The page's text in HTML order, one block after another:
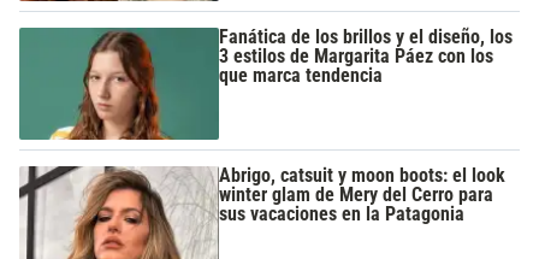
Fanática de los brillos y el diseño, los
3 estilos de Margarita Páez con los
que marca tendencia
Abrigo, catsuit y moon boots: el look
winter glam de Mery del Cerro para
sus vacaciones en la Patagonia